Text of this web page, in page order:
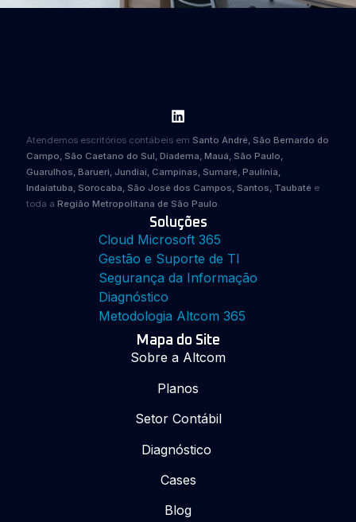
Atendemos escritórios contábeis em Santo André, São Bernardo do
Campo, São Caetano do Sul, Diadema, Mauá, São Paulo,
Guarulhos, Barueri, Jundiaí, Campinas, Sumaré, Paulínia,
Indaiatuba, Sorocaba, São José dos Campos, Santos, Taubaté e
toda a Região Metropolitana de São Paulo.
Soluções
Cloud Microsoft 365
Gestão e Suporte de TI
Segurança da Informação
Diagnóstico
Metodologia Altcom 365
Mapa do Site
Sobre a Altcom
Planos
Setor Contábil
Diagnóstico
Cases
Blog